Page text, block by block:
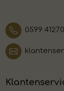
0599